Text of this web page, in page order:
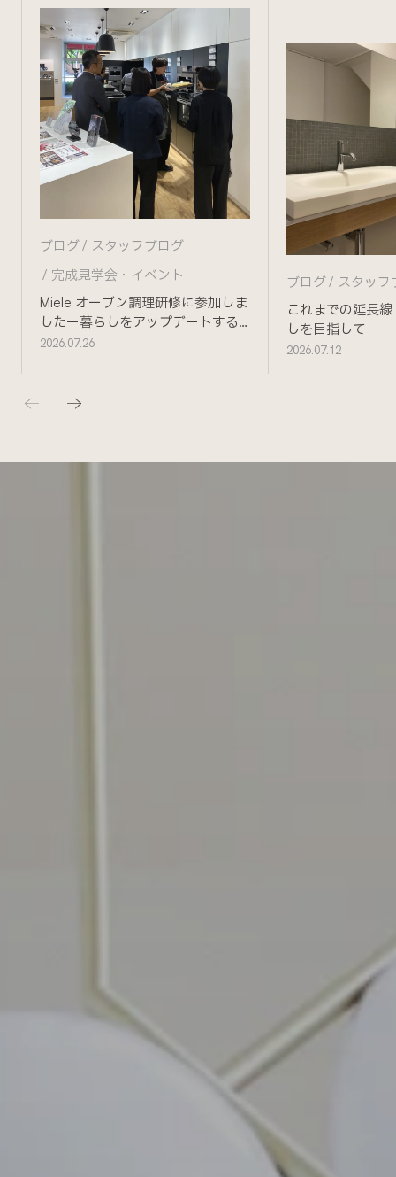
Miele オーブン調理研修に参加しま
したー暮らしをアップデートする
ためにー
ブログ
スタッフブログ
完成見学会・イベント
2026.07.26
これまでの延長
しを目指して
ブログ スタッフ
2026.07.12